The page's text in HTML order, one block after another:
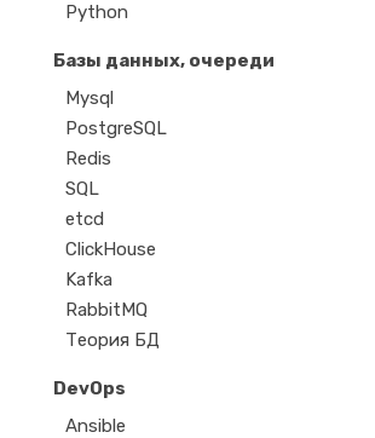
Python
Базы данных, очереди
Mysql
PostgreSQL
Redis
SQL
etcd
ClickHouse
Kafka
RabbitMQ
Теория БД
DevOps
Ansible